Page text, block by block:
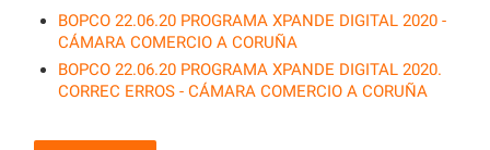
BOPCO 22.06.20 PROGRAMA XPANDE DIGITAL 2020 -
CÁMARA COMERCIO A CORUÑA
BOPCO 22.06.20 PROGRAMA XPANDE DIGITAL 2020.
CORREC ERROS - CÁMARA COMERCIO A CORUÑA